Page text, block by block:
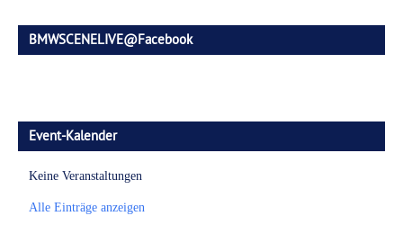
BMWSCENELIVE@Facebook
Event-Kalender
Keine Veranstaltungen
Alle Einträge anzeigen